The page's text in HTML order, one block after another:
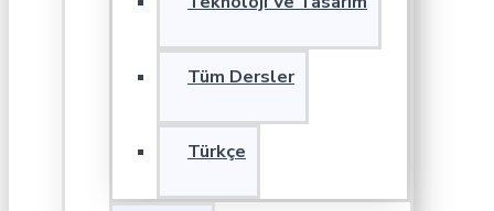
Tüm Dersler
Türkçe